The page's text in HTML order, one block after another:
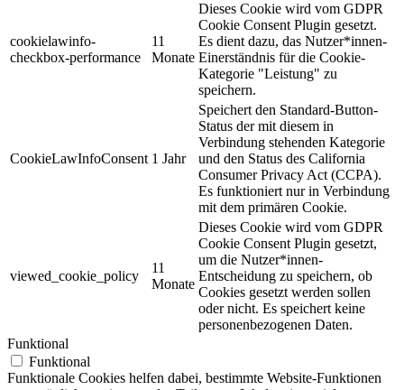
cookielawinfo-
checkbox-performance
11
Monate
Dieses Cookie wird vom GDPR
Cookie Consent Plugin gesetzt.
Es dient dazu, das Nutzer*innen-
Einerständnis für die Cookie-
Kategorie "Leistung" zu
speichern.
CookieLawInfoConsent 1 Jahr
Speichert den Standard-Button-
Status der mit diesem in
Verbindung stehenden Kategorie
und den Status des California
Consumer Privacy Act (CCPA).
Es funktioniert nur in Verbindung
mit dem primären Cookie.
viewed_cookie_policy
11
Monate
Dieses Cookie wird vom GDPR
Cookie Consent Plugin gesetzt,
um die Nutzer*innen-
Entscheidung zu speichern, ob
Cookies gesetzt werden sollen
oder nicht. Es speichert keine
personenbezogenen Daten.
Funktional
Funktional
Funktionale Cookies helfen dabei, bestimmte Website-Funktionen